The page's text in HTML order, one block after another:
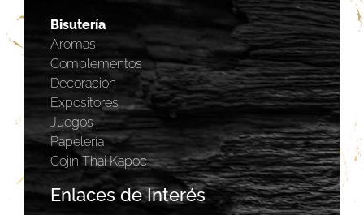
Bisutería
Aromas
Complementos
Decoración
Expositores
Juegos
Papelería
Cojín Thai Kapoc
Enlaces de Interés